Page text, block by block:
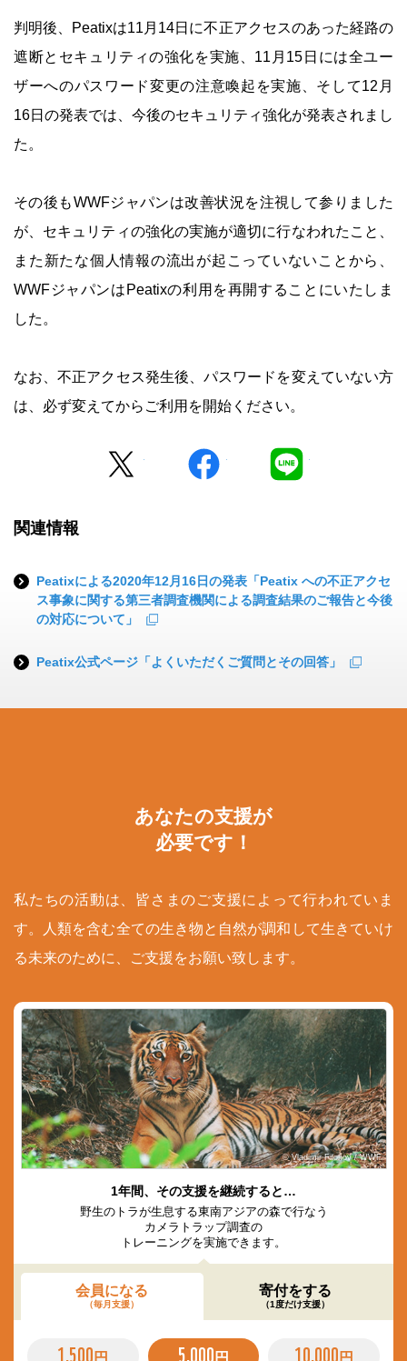
判明後、Peatixは11月14日に不正アクセスのあった経路の
遮断とセキュリティの強化を実施、11月15日には全ユー
ザーへのパスワード変更の注意喚起を実施、そして12月
16日の発表では、今後のセキュリティ強化が発表されまし
た。
その後もWWFジャパンは改善状況を注視して参りました
が、セキュリティの強化の実施が適切に行なわれたこと、
また新たな個人情報の流出が起こっていないことから、
WWFジャパンはPeatixの利用を再開することにいたしま
した。
なお、不正アクセス発生後、パスワードを変えていない方
は、必ず変えてからご利用を開始ください。
facebook
関連情報
Peatixによる2020年12月16日の発表「Peatix への不正アクセ
ス事象に関する第三者調査機関による調査結果のご報告と今後
の対応について」
Peatix公式ページ「よくいただくご質問とその回答」
あなたの支援が
必要です！
私たちの活動は、皆さまのご支援によって行われていま
す。人類を含む全ての生き物と自然が調和して生きていけ
る未来のために、ご支援をお願い致します。
© Vladimir Filonov / WWF
1年間、その支援を継続すると…
野生のトラが生息する東南アジアの森で行なう
カメラトラップ調査の
トレーニングを実施できます。
会員になる
（毎月支援）
寄付をする
（1度だけ支援）
1,500 円 5,000 円 10,000 円